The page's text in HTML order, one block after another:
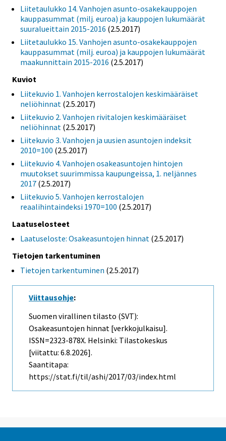
Liitetaulukko 14. Vanhojen asunto-osakekauppojen
kauppasummat (milj. euroa) ja kauppojen lukumäärät
suuralueittain 2015-2016 (2.5.2017)
Liitetaulukko 15. Vanhojen asunto-osakekauppojen
kauppasummat (milj. euroa) ja kauppojen lukumäärät
maakunnittain 2015-2016 (2.5.2017)
Kuviot
Liitekuvio 1. Vanhojen kerrostalojen keskimääräiset
neliöhinnat (2.5.2017)
Liitekuvio 2. Vanhojen rivitalojen keskimääräiset
neliöhinnat (2.5.2017)
Liitekuvio 3. Vanhojen ja uusien asuntojen indeksit
2010=100 (2.5.2017)
Liitekuvio 4. Vanhojen osakeasuntojen hintojen
muutokset suurimmissa kaupungeissa, 1. neljännes
2017 (2.5.2017)
Liitekuvio 5. Vanhojen kerrostalojen
reaalihintaindeksi 1970=100 (2.5.2017)
Laatuselosteet
Laatuseloste: Osakeasuntojen hinnat (2.5.2017)
Tietojen tarkentuminen
Tietojen tarkentuminen (2.5.2017)
Viittausohje:
Suomen virallinen tilasto (SVT):
Osakeasuntojen hinnat [verkkojulkaisu].
ISSN=2323-878X. Helsinki: Tilastokeskus
[viitattu: 6.8.2026].
Saantitapa:
https://stat.fi/til/ashi/2017/03/index.html